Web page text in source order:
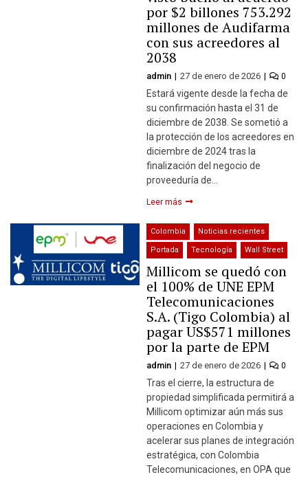
por $2 billones 753.292
millones de Audifarma
con sus acreedores al
2038
admin 27 de enero de 2026 0
Estará vigente desde la fecha de
su confirmación hasta el 31 de
diciembre de 2038. Se sometió a
la protección de los acreedores en
diciembre de 2024 tras la
finalización del negocio de
proveeduría de…
Leer más
Colombia Noticias recientes
Portada Tecnología Wall Street
Millicom se quedó con
el 100% de UNE EPM
Telecomunicaciones
S.A. (Tigo Colombia) al
pagar US$571 millones
por la parte de EPM
admin 27 de enero de 2026 0
Tras el cierre, la estructura de
propiedad simplificada permitirá a
Millicom optimizar aún más sus
operaciones en Colombia y
acelerar sus planes de integración
estratégica, con Colombia
Telecomunicaciones, en OPA que